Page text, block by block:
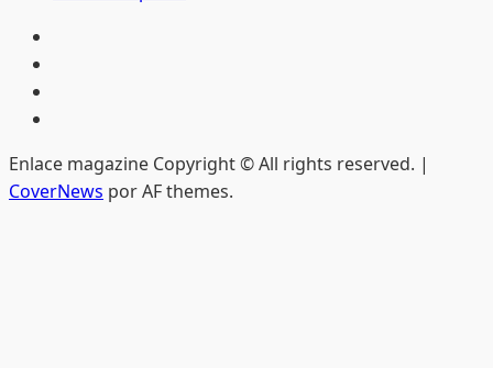
Enlace magazine Copyright © All rights reserved. |
CoverNews por AF themes.